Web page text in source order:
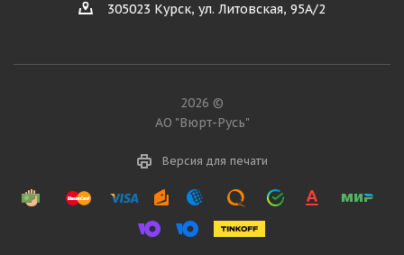
305023 Курск, ул. Литовская, 95А/2
2026 ©
АО "Вюрт-Русь"
Версия для печати